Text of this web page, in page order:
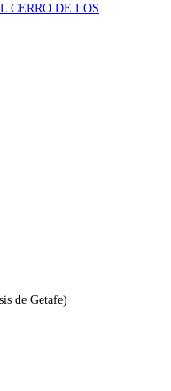
CERRO DE LOS
de Getafe)